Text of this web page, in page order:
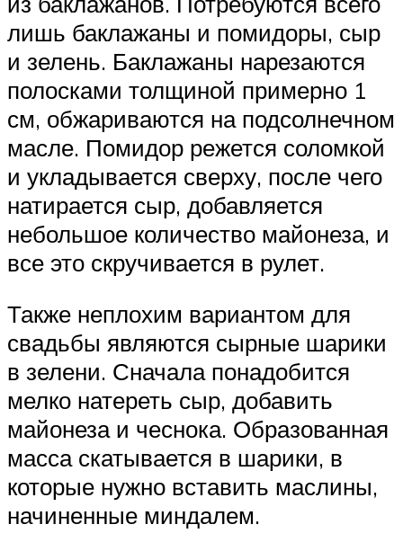
лишь баклажаны и помидоры, сыр
и зелень. Баклажаны нарезаются
полосками толщиной примерно 1
см, обжариваются на подсолнечном
масле. Помидор режется соломкой
и укладывается сверху, после чего
натирается сыр, добавляется
небольшое количество майонеза, и
все это скручивается в рулет.
Также неплохим вариантом для
свадьбы являются сырные шарики
в зелени. Сначала понадобится
мелко натереть сыр, добавить
майонеза и чеснока. Образованная
масса скатывается в шарики, в
которые нужно вставить маслины,
начиненные миндалем.